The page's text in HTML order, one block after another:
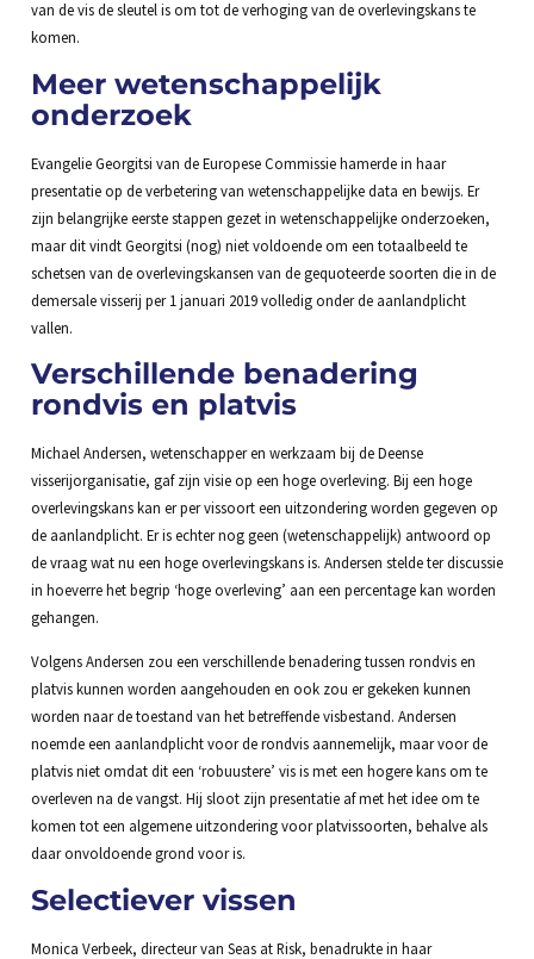
van de vis de sleutel is om tot de verhoging van de overlevingskans te
komen.
Meer wetenschappelijk
onderzoek
Evangelie Georgitsi van de Europese Commissie hamerde in haar
presentatie op de verbetering van wetenschappelijke data en bewijs. Er
zijn belangrijke eerste stappen gezet in wetenschappelijke onderzoeken,
maar dit vindt Georgitsi (nog) niet voldoende om een totaalbeeld te
schetsen van de overlevingskansen van de gequoteerde soorten die in de
demersale visserij per 1 januari 2019 volledig onder de aanlandplicht
vallen.
Verschillende benadering
rondvis en platvis
Michael Andersen, wetenschapper en werkzaam bij de Deense
visserijorganisatie, gaf zijn visie op een hoge overleving. Bij een hoge
overlevingskans kan er per vissoort een uitzondering worden gegeven op
de aanlandplicht. Er is echter nog geen (wetenschappelijk) antwoord op
de vraag wat nu een hoge overlevingskans is. Andersen stelde ter discussie
in hoeverre het begrip ‘hoge overleving’ aan een percentage kan worden
gehangen.
Volgens Andersen zou een verschillende benadering tussen rondvis en
platvis kunnen worden aangehouden en ook zou er gekeken kunnen
worden naar de toestand van het betreffende visbestand. Andersen
noemde een aanlandplicht voor de rondvis aannemelijk, maar voor de
platvis niet omdat dit een ‘robuustere’ vis is met een hogere kans om te
overleven na de vangst. Hij sloot zijn presentatie af met het idee om te
komen tot een algemene uitzondering voor platvissoorten, behalve als
daar onvoldoende grond voor is.
Selectiever vissen
Monica Verbeek, directeur van Seas at Risk, benadrukte in haar